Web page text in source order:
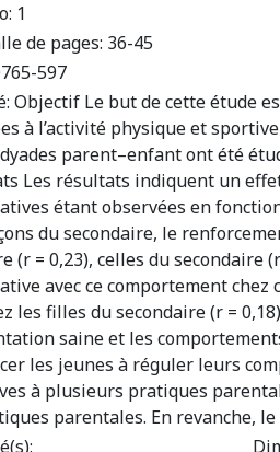
1
de pages: 36-45
597
Objectif Le but de cette étude
à l’activité physique et
parent–enfant ont été
Les résultats indiquent un
étant observées en
du secondaire, le
(r = 0,23), celles du secondaire
avec ce comportement chez
les filles du secondaire (r =
saine et les
les jeunes à réguler leurs
à plusieurs pratiques
parentales. En revanche,